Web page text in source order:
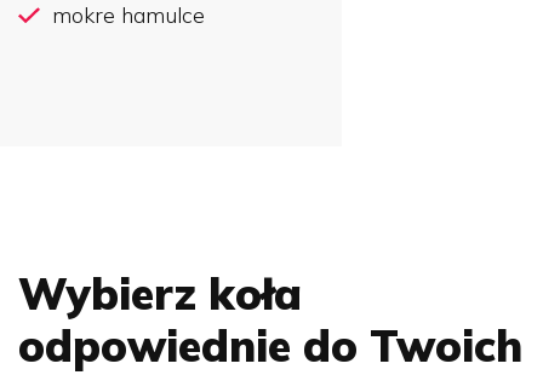
mokre hamulce
Wybierz koła
odpowiednie do Twoich